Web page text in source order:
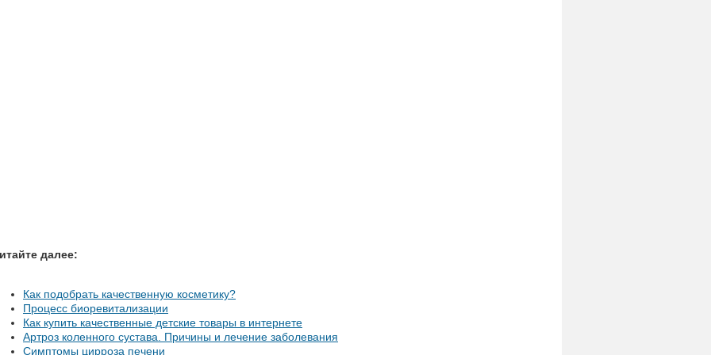
далее:
Как подобрать качественную косметику?
Процесс биоревитализации
Как купить качественные детские товары в интернете
Артроз коленного сустава. Причины и лечение заболевания
Симптомы цирроза печени